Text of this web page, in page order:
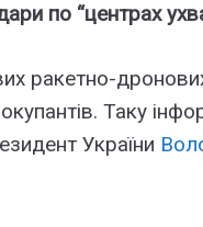
по “центрах
ракетно-
окупантів. Таку
України